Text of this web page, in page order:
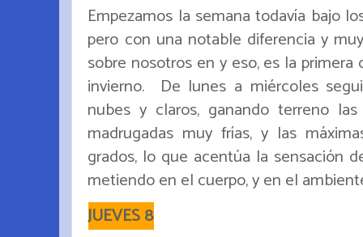
Empezamos la semana todavía bajo
pero con una notable diferencia y
sobre nosotros en y eso, es la
invierno. De lunes a miércoles
nubes y claros, ganando terreno
madrugadas muy frías, y las
grados, lo que acentúa la sensación
metiendo en el cuerpo, y en el
JUEVES 8